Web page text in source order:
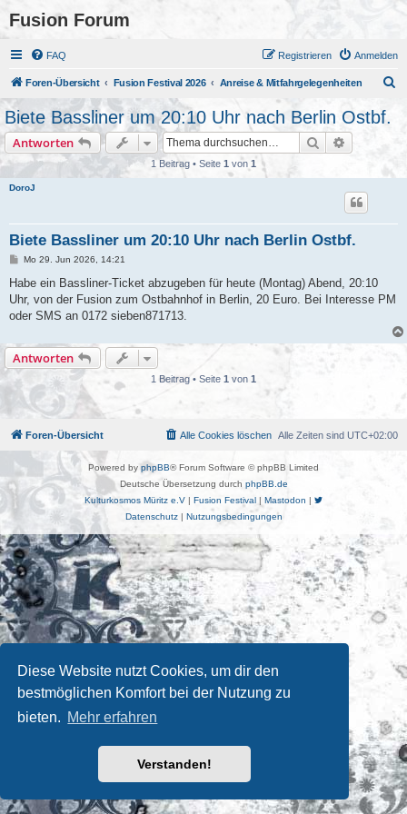
Diese Website nutzt Cookies, um dir den
bestmöglichen Komfort bei der Nutzung zu
bieten. Mehr erfahren
Verstanden!
Fusion Forum
FAQ Anmelden
Registrieren
Foren-Übersicht Fusion Festival 2026 Anreise & Mitfahrgelegenheiten
Biete Bassliner um 20:10 Uhr nach Berlin Ostbf.
Antworten Suche
1 Beitrag • Seite 1 von 1
DoroJ
Biete Bassliner um 20:10 Uhr nach Berlin Ostbf.
B
i
r
a
Mo 29. Jun 2026, 14:21
Habe ein Bassliner-Ticket abzugeben für heute (Montag) Abend, 20:10
Uhr, von der Fusion zum Ostbahnhof in Berlin, 20 Euro. Bei Interesse PM
oder SMS an 0172 sieben871713.
Antworten
1 Beitrag • Seite 1 von 1
Foren-Übersicht Alle Zeiten sind UTC+02:00
Alle Cookies löschen
Powered by phpBB® Forum Software © phpBB Limited
Deutsche Übersetzung durch phpBB.de
Kulturkosmos Müritz e.V | Fusion Festival | Mastodon |
Datenschutz| Nutzungsbedingungen